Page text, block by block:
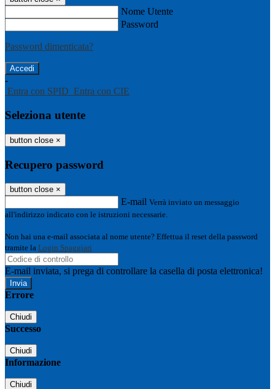
Nome Utente
Password
Password dimenticata?
-
Entra con SPID Entra con CIE
Seleziona utente
button close ×
Recupero password
button close ×
E-mail Verrà inviato un messaggio
all'indirizzo indicato con le istruzioni necessarie.
Non hai una e-mail associata al nome utente? Effettua il reset della password
tramite la Login Spaggiari
E-mail inviata, si prega di controllare la casella di posta elettronica!
Errore
Chiudi
Successo
Chiudi
Informazione
Chiudi